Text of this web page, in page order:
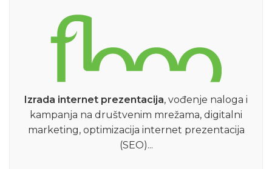
Izrada internet prezentacija, vođenje naloga i
kampanja na društvenim mrežama, digitalni
marketing, optimizacija internet prezentacija
(SEO)...